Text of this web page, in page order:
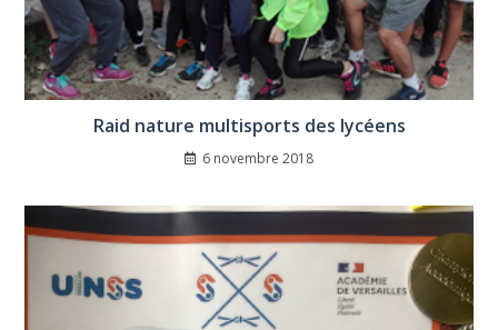
Raid nature multisports des lycéens
6 novembre 2018